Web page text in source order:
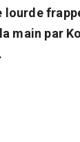
main par